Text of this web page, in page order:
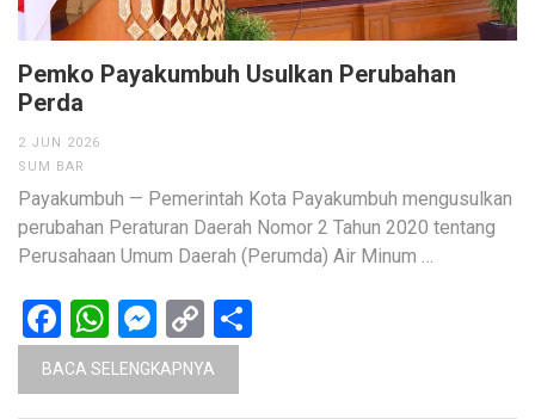
Pemko Payakumbuh Usulkan Perubahan
Perda
2 JUN 2026
SUM BAR
Payakumbuh — Pemerintah Kota Payakumbuh mengusulkan
perubahan Peraturan Daerah Nomor 2 Tahun 2020 tentang
Perusahaan Umum Daerah (Perumda) Air Minum …
Facebook
WhatsApp
Messenger
Copy
Link
BACA SELENGKAPNYA